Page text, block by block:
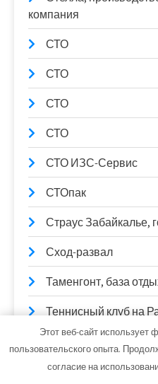
компания
СТО
СТО
СТО
СТО
СТО ИЗС-Сервис
СТОпак
Страус Забайкалье,
Сход-развал
Таменгонт, база
Теннисный клуб на
Технолайн
Этот веб-сайт
пользовательского опыта.
согласие на